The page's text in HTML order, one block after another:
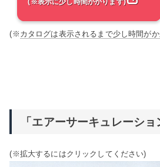
(※ カタログは表示されるまで少し時間がか
「エアーサーキュレーショ
(※拡大するにはクリックしてください)